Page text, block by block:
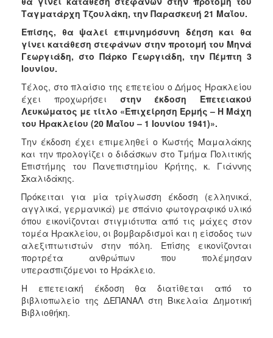
Ταγματάρχη Τζουλάκη, την Παρασκευή 21 Μαΐου.
Επίσης, θα ψαλεί επιμνημόσυνη δέηση και θα
γίνει κατάθεση στεφάνων στην προτομή του Μηνά
Γεωργιάδη, στο Πάρκο Γεωργιάδη, την Πέμπτη 3
Ιουνίου.
Τέλος, στο πλαίσιο της επετείου ο Δήμος Ηρακλείου
έχει προχωρήσει στην έκδοση Επετειακού
Λευκώματος με τίτλο «Επιχείρηση Ερμής – Η Μάχη
του Ηρακλείου (20 Μαΐου – 1 Ιουνίου 1941)».
Την έκδοση έχει επιμεληθεί ο Κωστής Μαμαλάκης
και την προλογίζει ο διδάσκων στο Τμήμα Πολιτικής
Επιστήμης του Πανεπιστημίου Κρήτης, κ. Γιάννης
Σκαλιδάκης.
Πρόκειται για μία τρίγλωσση έκδοση (ελληνικά,
αγγλικά, γερμανικά) με σπάνιο φωτογραφικό υλικό
όπου εικονίζονται στιγμιότυπα από τις μάχες στον
τομέα Ηρακλείου, οι βομβαρδισμοί και η είσοδος των
αλεξιπτωτιστών στην πόλη. Επίσης εικονίζονται
πορτρέτα ανθρώπων που πολέμησαν
υπερασπιζόμενοι το Ηράκλειο.
Η επετειακή έκδοση θα διατίθεται από το
βιβλιοπωλείο της ΔΕΠΑΝΑΛ στη Βικελαία Δημοτική
Βιβλιοθήκη.